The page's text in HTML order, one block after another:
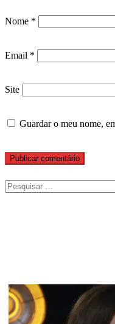
Nome *
Email *
Site
Guardar o meu nome,
Pesquisar
por: